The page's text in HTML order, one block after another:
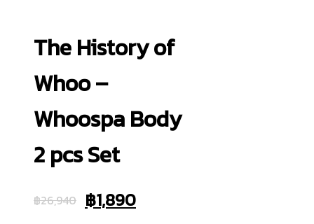
The History of
Whoo –
Whoospa Body
2 pcs Set
฿26,940 Original
฿1,890Current